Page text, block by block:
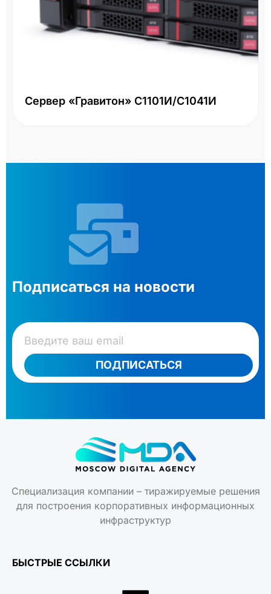
Сервер «Гравитон» С1101И/С1041И
Подписаться на новости
ПОДПИСАТЬСЯ
Специализация компании – тиражируемые решения
для построения корпоративных информационных
инфраструктур
БЫСТРЫЕ ССЫЛКИ